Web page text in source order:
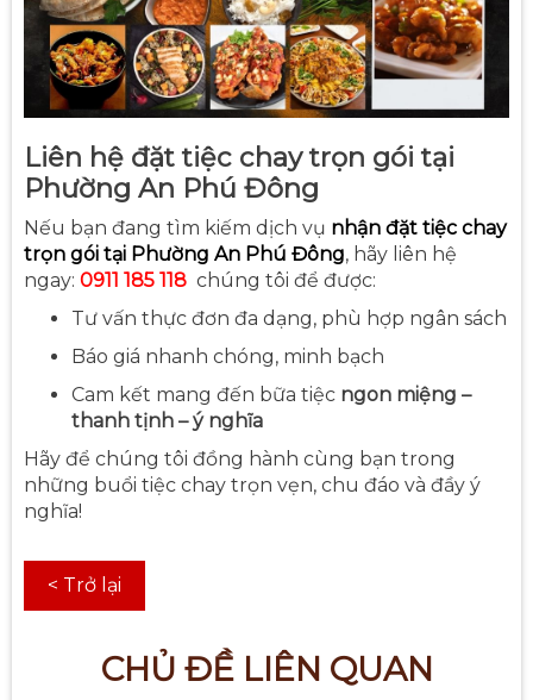
Liên hệ đặt tiệc chay trọn gói tại
Phường An Phú Đông
Nếu bạn đang tìm kiếm dịch vụ nhận đặt tiệc chay
trọn gói tại Phường An Phú Đông, hãy liên hệ
ngay: 0911 185 118 chúng tôi để được:
Tư vấn thực đơn đa dạng, phù hợp ngân sách
Báo giá nhanh chóng, minh bạch
Cam kết mang đến bữa tiệc ngon miệng –
thanh tịnh – ý nghĩa
Hãy để chúng tôi đồng hành cùng bạn trong
những buổi tiệc chay trọn vẹn, chu đáo và đầy ý
nghĩa!
< Trở lại
CHỦ ĐỀ LIÊN QUAN